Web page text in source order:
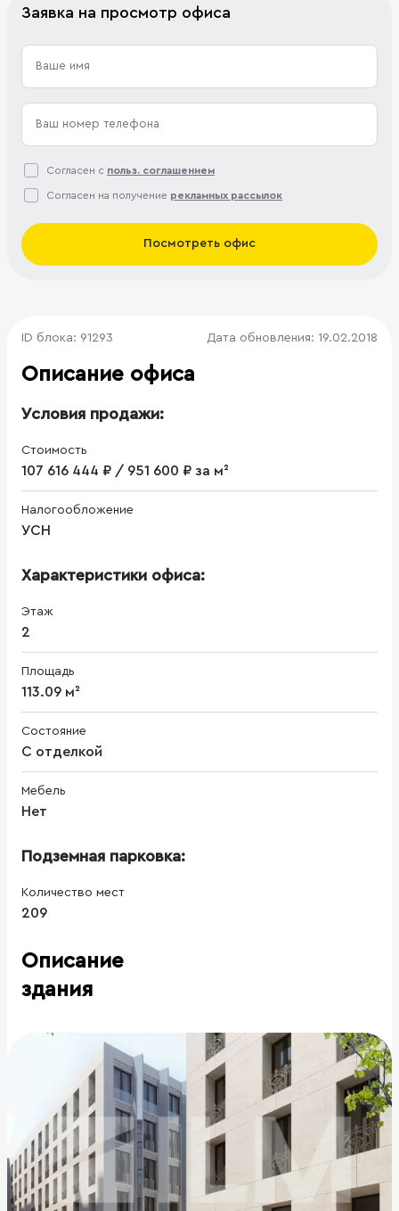
Заявка на просмотр офиса
Согласен с польз. соглашением
Согласен на получение рекламных рассылок
Посмотреть офис
ID блока: 91293 Дата обновления: 19.02.2018
Описание офиса
Условия продажи:
Стоимость
107 616 444 ₽ / 951 600 ₽ за м²
Налогообложение
УСН
Характеристики офиса:
Этаж
2
Площадь
113.09 м²
Состояние
С отделкой
Мебель
Нет
Подземная парковка:
Количество мест
209
Описание
здания